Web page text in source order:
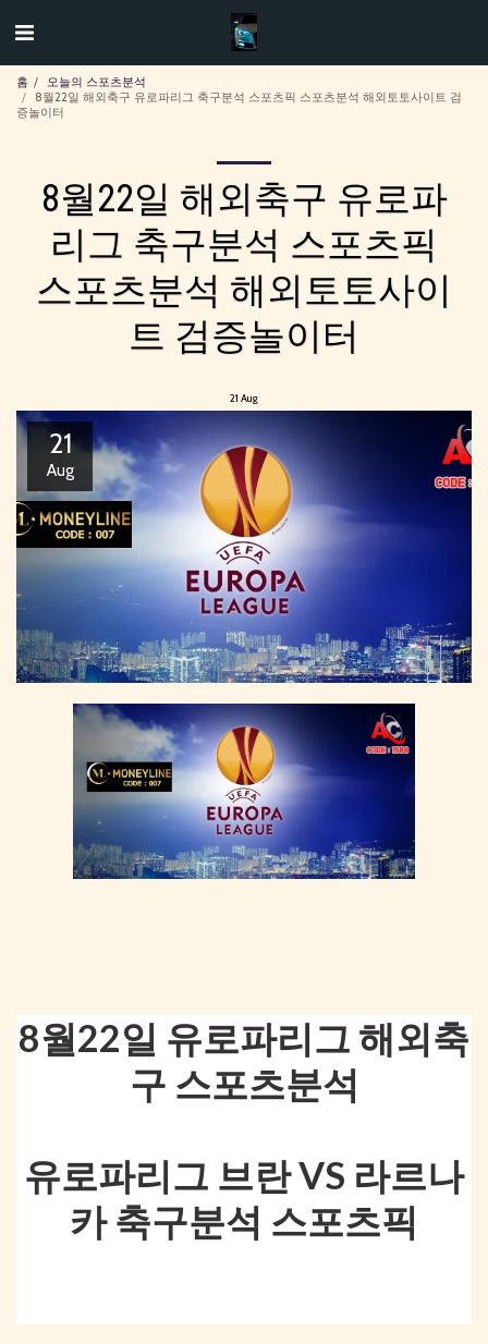
홈
오늘의 스포츠분석
8월22일 해외축구 유로파리그 축구분석 스포츠픽 스포츠분석 해외토토사이트 검
증놀이터
8월22일 해외축구 유로파
리그 축구분석 스포츠픽
스포츠분석 해외토토사이
트 검증놀이터
21 Aug
21
Aug
8월22일 유로파리그 해외축
구 스포츠분석
유로파리그 브란 VS 라르나
카 축구분석 스포츠픽